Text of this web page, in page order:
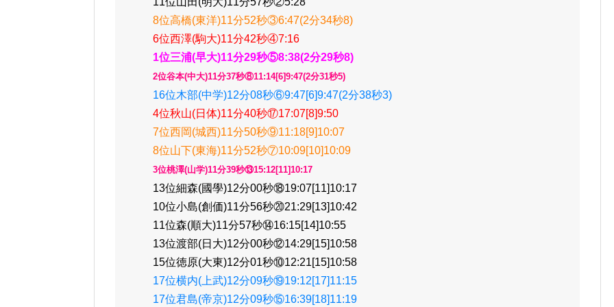
8位高橋(東洋)11分52秒③6:47(2分34秒8)
6位西澤(駒大)11分42秒④7:16
1位三浦(早大)11分29秒⑤8:38(2分29秒8)
2位谷本(中大)11分37秒⑧11:14[6]9:47(2分31秒5)
16位木部(中学)12分08秒⑥9:47[6]9:47(2分38秒3)
4位秋山(日体)11分40秒⑰17:07[8]9:50
7位西岡(城西)11分50秒⑨11:18[9]10:07
8位山下(東海)11分52秒⑦10:09[10]10:09
3位桃澤(山学)11分39秒⑬15:12[11]10:17
13位細森(國學)12分00秒⑱19:07[11]10:17
10位小島(創価)11分56秒⑳21:29[13]10:42
11位森(順大)11分57秒⑭16:15[14]10:55
13位渡部(日大)12分00秒⑫14:29[15]10:58
15位徳原(大東)12分01秒⑩12:21[15]10:58
17位横内(上武)12分09秒⑲19:12[17]11:15
17位君島(帝京)12分09秒⑮16:39[18]11:19